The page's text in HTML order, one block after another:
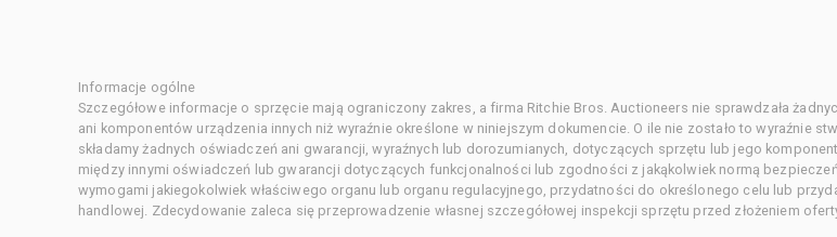
Informacje ogólne
Szczegółowe informacje o sprzęcie mają ograniczony zakres, a firma Ritchie Bros. Auctioneers nie sprawdzała
ani komponentów urządzenia innych niż wyraźnie określone w niniejszym dokumencie. O ile nie zostało to wyraźnie
składamy żadnych oświadczeń ani gwarancji, wyraźnych lub dorozumianych, dotyczących sprzętu lub jego
między innymi oświadczeń lub gwarancji dotyczących funkcjonalności lub zgodności z jakąkolwiek normą
wymogami jakiegokolwiek właściwego organu lub organu regulacyjnego, przydatności do określonego celu lub
handlowej. Zdecydowanie zaleca się przeprowadzenie własnej szczegółowej inspekcji sprzętu przed złożeniem